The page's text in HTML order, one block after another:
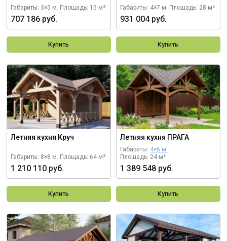
Габариты: 3×5 м. Площадь: 15 м²
707 186 руб.
Купить
Габариты: 4×7 м. Площадь: 28 м²
931 004 руб.
Купить
Летняя кухня Круч
Габариты: 8×8 м. Площадь: 64 м²
1 210 110 руб.
Купить
Летняя кухня ПРАГА
Габариты: 4×6 м.
Площадь: 24 м²
1 389 548 руб.
Купить